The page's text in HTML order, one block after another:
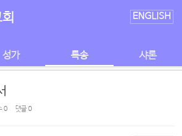
ENGLISH
성가 특송 샤론
0 댓글0